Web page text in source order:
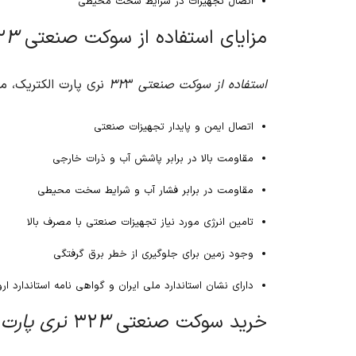
مزایای استفاده از سوکت صنعتی ۳۲۳ نری پارت الکتریک
استفاده از سوکت صنعتی ۳۲ ۳ نری پارت الکتریک، مزایای متعددی را به همراه دارد. از جمله مزایای این سوکت می توان به موارد زیر اشاره کرد:
اتصال ایمن و پایدار تجهیزات صنعتی
مقاومت بالا در برابر پاشش آب و ذرات خارجی
مقاومت در برابر فشار آب و شرایط سخت محیطی
تامین انرژی مورد نیاز تجهیزات صنعتی با مصرف بالا
وجود زمین برای جلوگیری از خطر برق گرفتگی
دارای نشان استاندارد ملی ایران و گواهی نامه استاندارد
خرید سوکت صنعتی ۳۲۳ نری پارت الکتریک از آریا کنترل